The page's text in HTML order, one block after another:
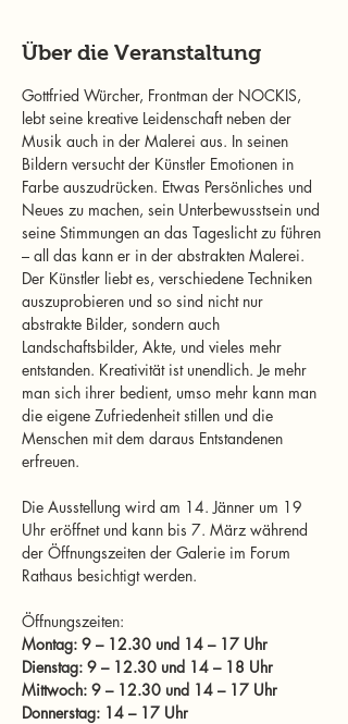
Über die Veranstaltung
Gottfried Würcher, Frontman der NOCKIS,
lebt seine kreative Leidenschaft neben der
Musik auch in der Malerei aus. In seinen
Bildern versucht der Künstler Emotionen in
Farbe auszudrücken. Etwas Persönliches und
Neues zu machen, sein Unterbewusstsein und
seine Stimmungen an das Tageslicht zu führen
– all das kann er in der abstrakten Malerei.
Der Künstler liebt es, verschiedene Techniken
auszuprobieren und so sind nicht nur
abstrakte Bilder, sondern auch
Landschaftsbilder, Akte, und vieles mehr
entstanden. Kreativität ist unendlich. Je mehr
man sich ihrer bedient, umso mehr kann man
die eigene Zufriedenheit stillen und die
Menschen mit dem daraus Entstandenen
erfreuen.
Die Ausstellung wird am 14. Jänner um 19
Uhr eröffnet und kann bis 7. März während
der Öffnungszeiten der Galerie im Forum
Rathaus besichtigt werden.
Öffnungszeiten:
Montag: 9 – 12.30 und 14 – 17 Uhr
Dienstag: 9 – 12.30 und 14 – 18 Uhr
Mittwoch: 9 – 12.30 und 14 – 17 Uhr
Donnerstag: 14 – 17 Uhr